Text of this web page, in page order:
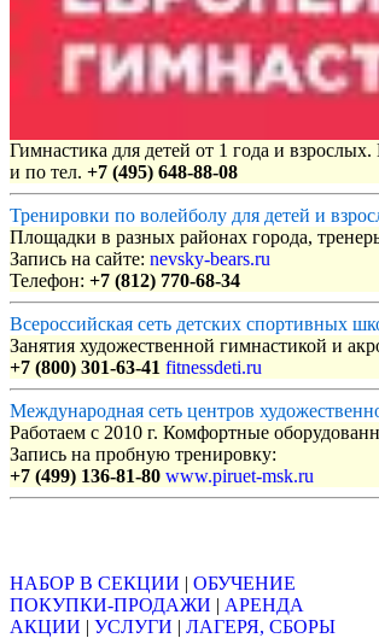
Гимнастика для детей от 1 года и
и по тел. +7 (495) 648-88-08
Тренировки по волейболу для детей и
Площадки в разных районах города,
Запись на сайте: nevsky-bears.ru
Телефон: +7 (812) 770-68-34
Всероссийская сеть детских спортивных
Занятия художественной гимнастикой и
+7 (800) 301-63-41 fitnessdeti.ru
Международная сеть центров
Работаем с 2010 г. Комфортные
Запись на пробную тренировку:
+7 (499) 136-81-80 www.piruet-msk.ru
НАБОР В СЕКЦИИ | ОБУЧЕНИЕ
ПОКУПКИ-ПРОДАЖИ | АРЕНДА
АКЦИИ | УСЛУГИ | ЛАГЕРЯ, СБОРЫ